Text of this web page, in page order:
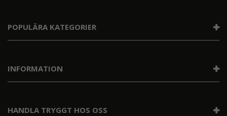
POPULÄRA KATEGORIER
INFORMATION
HANDLA TRYGGT HOS OSS